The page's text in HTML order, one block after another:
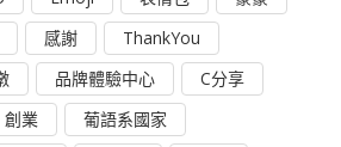
感謝
ThankYou
品牌體驗中心
C分享
創業
葡語系國家